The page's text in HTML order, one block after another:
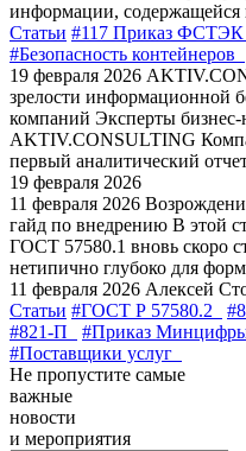
информации, содержащейся
Статьи #117 Приказ ФСТЭК
#Безопасность контейнеров
19 февраля 2026
зрелости информационной
компаний Эксперты бизнес-
AKTIV.CONSULTING
первый аналитический
19 февраля 2026
11 февраля 2026
гайд по внедрению В этой
ГОСТ 57580.1 вновь скоро
нетипично глубоко для
11 февраля 2026 Алексей
Статьи #ГОСТ Р 57580.2
#821-П
#Приказ
#Поставщики услуг
Не пропустите самые
важные
новости
и мероприятия